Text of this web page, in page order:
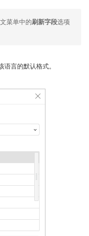
菜单中的刷新字段选项
言的默认格式。